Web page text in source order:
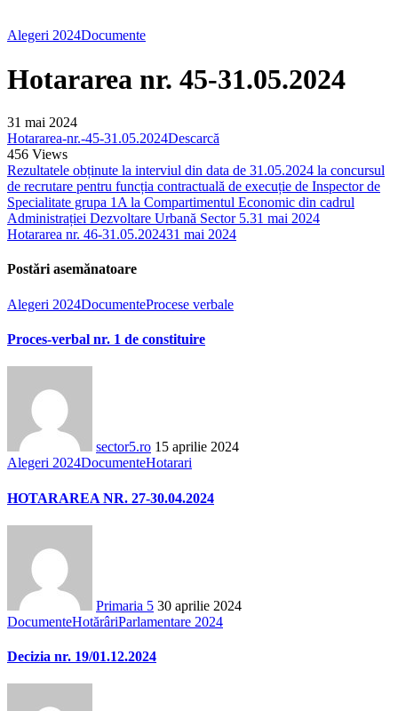
Alegeri 2024Documente
Hotararea nr. 45-31.05.2024
31 mai 2024
Hotararea-nr.-45-31.05.2024Descarcă
456 Views
Rezultatele obținute la interviul din data de 31.05.2024 la concursul
de recrutare pentru funcția contractuală de execuție de Inspector de
Specialitate grupa 1A la Compartimentul Economic din cadrul
Administrației Dezvoltare Urbană Sector 5.31 mai 2024
Hotararea nr. 46-31.05.202431 mai 2024
Postări asemănatoare
Alegeri 2024DocumenteProcese verbale
Proces-verbal nr. 1 de constituire
sector5.ro 15 aprilie 2024
Alegeri 2024DocumenteHotarari
HOTARAREA NR. 27-30.04.2024
Primaria 5 30 aprilie 2024
DocumenteHotărâriParlamentare 2024
Decizia nr. 19/01.12.2024